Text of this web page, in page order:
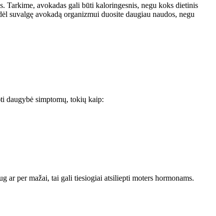
Tarkime, avokadas gali būti kaloringesnis, negu koks dietinis
suvalgę avokadą organizmui duosite daugiau naudos, negu
daugybė simptomų, tokių kaip:
ar per mažai, tai gali tiesiogiai atsiliepti moters hormonams.